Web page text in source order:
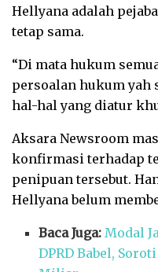
Hellyana adalah
tetap sama.
“Di mata hukum
persoalan hukum yah
hal-hal yang diatur
Aksara Newsroom
konfirmasi terhadap
penipuan tersebut.
Hellyana belum
Baca Juga: Modal
DPRD Babel,